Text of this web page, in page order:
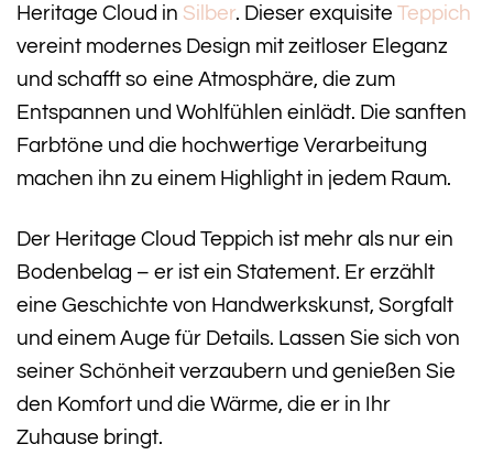
Heritage Cloud in Silber. Dieser exquisite Teppich
vereint modernes Design mit zeitloser Eleganz
und schafft so eine Atmosphäre, die zum
Entspannen und Wohlfühlen einlädt. Die sanften
Farbtöne und die hochwertige Verarbeitung
machen ihn zu einem Highlight in jedem Raum.
Der Heritage Cloud Teppich ist mehr als nur ein
Bodenbelag – er ist ein Statement. Er erzählt
eine Geschichte von Handwerkskunst, Sorgfalt
und einem Auge für Details. Lassen Sie sich von
seiner Schönheit verzaubern und genießen Sie
den Komfort und die Wärme, die er in Ihr
Zuhause bringt.